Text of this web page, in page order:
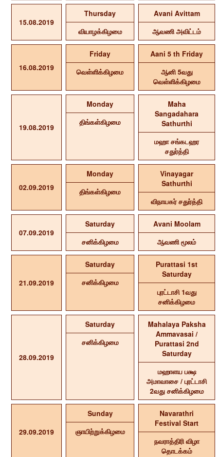
15.08.2019
Thursday
வியாழக்கிழமை
Avani Avittam
ஆவணி அவிட்டம்
16.08.2019
Friday
வெள்ளிக்கிழமை
Aani 5 th Friday
ஆனி 5வது
வெள்ளிக்கிழமை
19.08.2019
Monday
திங்கள்கிழமை
Maha
Sangadahara
Sathurthi
மஹா சங்கடஹர
சதுர்த்தி
02.09.2019
Monday
திங்கள்கிழமை
Vinayagar
Sathurthi
விநாயகர் சதுர்த்தி
07.09.2019
Saturday
சனிக்கிழமை
Avani Moolam
ஆவணி மூலம்
21.09.2019
Saturday
சனிக்கிழமை
Purattasi 1st
Saturday
புரட்டாசி 1வது
சனிக்கிழமை
28.09.2019
Saturday
சனிக்கிழமை
Mahalaya Paksha
Ammavasai /
Purattasi 2nd
Saturday
மஹாளய பக்ஷ
அமாவாசை / புரட்டாசி
2வது சனிக்கிழமை
29.09.2019
Sunday
ஞாயிற்றுக்கிழமை
Navarathri
Festival Start
நவராத்திரி விழா
தொடக்கம்